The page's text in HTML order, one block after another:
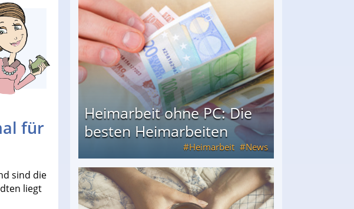
für
sind die
liegt
Heimarbeit ohne PC: Die
besten Heimarbeiten
Heimarbeit News
Heimarbeiten